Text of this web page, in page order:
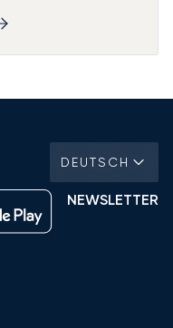
DEUTSCH
NEWSLETTER